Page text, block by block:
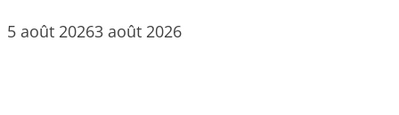
5 août 20263 août 2026